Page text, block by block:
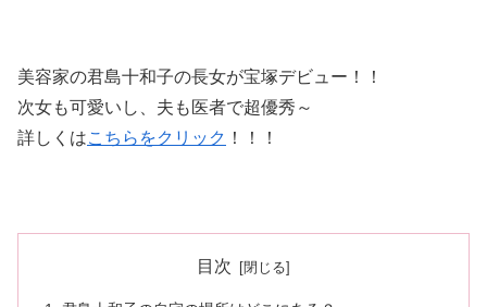
美容家の君島十和子の長女が宝塚デビュー！！
次女も可愛いし、夫も医者で超優秀～
詳しくはこちらをクリック ！！！
目次